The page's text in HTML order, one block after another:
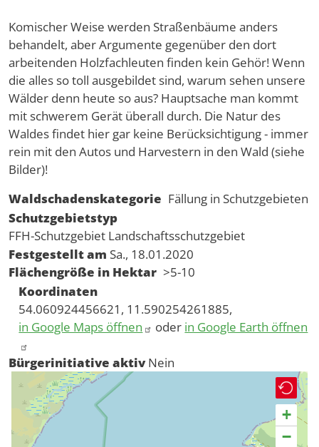
Komischer Weise werden Straßenbäume anders
behandelt, aber Argumente gegenüber den dort
arbeitenden Holzfachleuten finden kein Gehör! Wenn
die alles so toll ausgebildet sind, warum sehen unsere
Wälder denn heute so aus? Hauptsache man kommt
mit schwerem Gerät überall durch. Die Natur des
Waldes findet hier gar keine Berücksichtigung - immer
rein mit den Autos und Harvestern in den Wald (siehe
Bilder)!
Waldschadenskategorie Fällung in Schutzgebieten
Schutzgebietstyp
FFH-Schutzgebiet Landschaftsschutzgebiet
Festgestellt am Sa., 18.01.2020
Flächengröße in Hektar >5-10
Koordinaten
54.060924456621, 11.590254261885,
in Google Maps öffnen
oder in Google Earth öffnen
Bürgerinitiative aktiv Nein
+
−